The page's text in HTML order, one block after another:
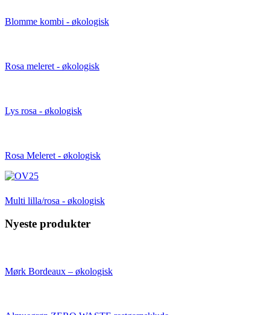
Blomme kombi - økologisk
Rosa meleret - økologisk
Lys rosa - økologisk
Rosa Meleret - økologisk
Multi lilla/rosa - økologisk
Nyeste produkter
Mørk Bordeaux – økologisk